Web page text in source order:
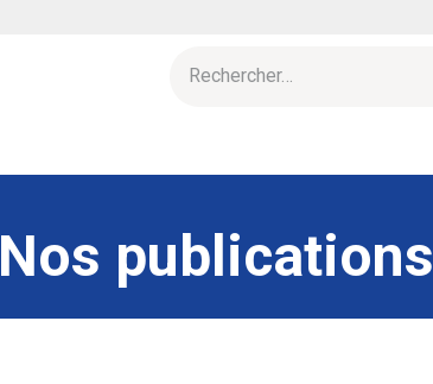
Nos publications